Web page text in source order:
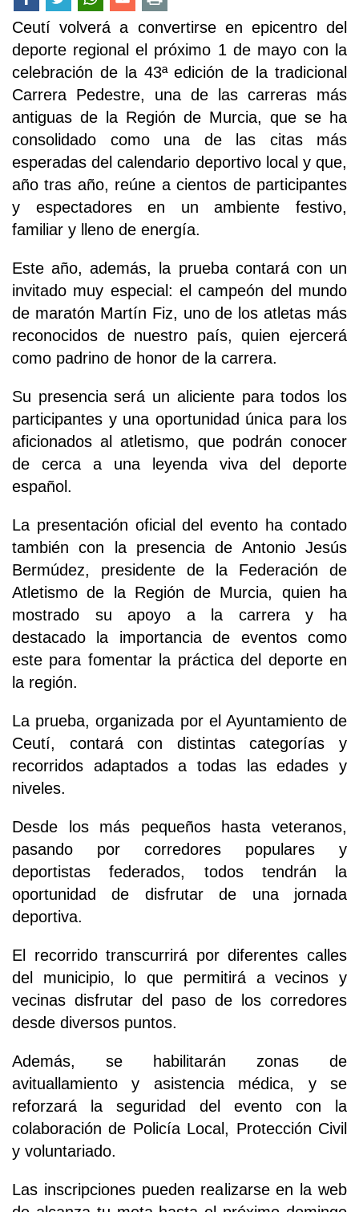
Ceutí volverá a convertirse en epicentro del
deporte regional el próximo 1 de mayo con la
celebración de la 43ª edición de la tradicional
Carrera Pedestre, una de las carreras más
antiguas de la Región de Murcia, que se ha
consolidado como una de las citas más
esperadas del calendario deportivo local y que,
año tras año, reúne a cientos de participantes
y espectadores en un ambiente festivo,
familiar y lleno de energía.
Este año, además, la prueba contará con un
invitado muy especial: el campeón del mundo
de maratón Martín Fiz, uno de los atletas más
reconocidos de nuestro país, quien ejercerá
como padrino de honor de la carrera.
Su presencia será un aliciente para todos los
participantes y una oportunidad única para los
aficionados al atletismo, que podrán conocer
de cerca a una leyenda viva del deporte
español.
La presentación oficial del evento ha contado
también con la presencia de Antonio Jesús
Bermúdez, presidente de la Federación de
Atletismo de la Región de Murcia, quien ha
mostrado su apoyo a la carrera y ha
destacado la importancia de eventos como
este para fomentar la práctica del deporte en
la región.
La prueba, organizada por el Ayuntamiento de
Ceutí, contará con distintas categorías y
recorridos adaptados a todas las edades y
niveles.
Desde los más pequeños hasta veteranos,
pasando por corredores populares y
deportistas federados, todos tendrán la
oportunidad de disfrutar de una jornada
deportiva.
El recorrido transcurrirá por diferentes calles
del municipio, lo que permitirá a vecinos y
vecinas disfrutar del paso de los corredores
desde diversos puntos.
Además, se habilitarán zonas de
avituallamiento y asistencia médica, y se
reforzará la seguridad del evento con la
colaboración de Policía Local, Protección Civil
y voluntariado.
Las inscripciones pueden realizarse en la web